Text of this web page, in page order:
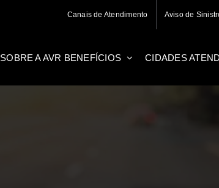
Canais de Atendimento Aviso de
SOBRE A AVR BENEFÍCIOS CIDADES